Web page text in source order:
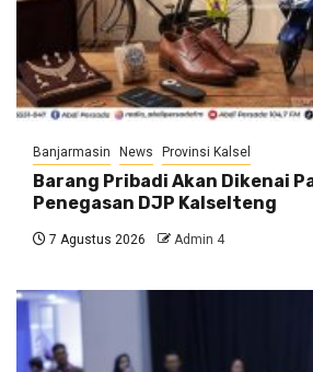
Banjarmasin News Provinsi Kalsel
Barang Pribadi Akan Dikenai
Penegasan DJP Kalselteng
7 Agustus 2026 Admin 4